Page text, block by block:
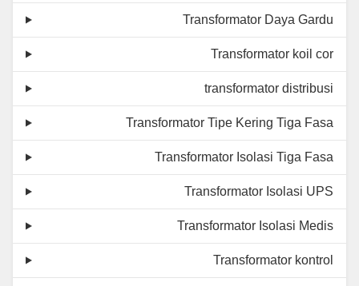
Transformator Daya Gardu
Transformator koil cor
transformator distribusi
Transformator Tipe Kering Tiga Fasa
Transformator Isolasi Tiga Fasa
Transformator Isolasi UPS
Transformator Isolasi Medis
Transformator kontrol